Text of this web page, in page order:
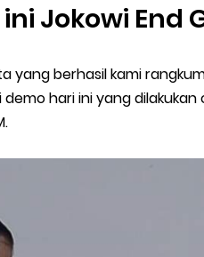
Shopeepay
Resi Gosend
Tanpa Potongan
dan Jam Operasionalnya
Mengalami Gangguan
Jokowi End
yang berhasil kami
hari ini yang dilakukan